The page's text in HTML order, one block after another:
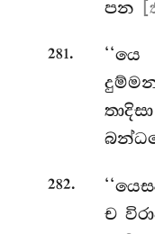
පන
281.
282.
ච